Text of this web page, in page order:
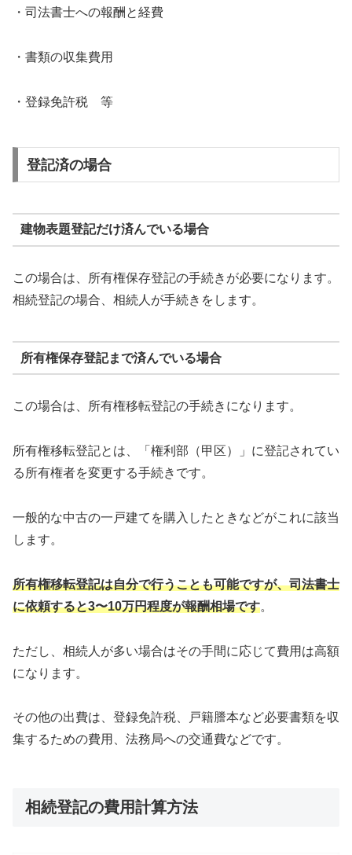
・司法書士への報酬と経費
・書類の収集費用
・登録免許税 等
登記済の場合
建物表題登記だけ済んでいる場合
この場合は、所有権保存登記の手続きが必要になります。
相続登記の場合、相続人が手続きをします。
所有権保存登記まで済んでいる場合
この場合は、所有権移転登記の手続きになります。
所有権移転登記とは、「権利部（甲区）」に登記されてい
る所有権者を変更する手続きです。
一般的な中古の一戸建てを購入したときなどがこれに該当
します。
所有権移転登記は自分で行うことも可能ですが、司法書士
に依頼すると3〜10万円程度が報酬相場です。
ただし、相続人が多い場合はその手間に応じて費用は高額
になります。
その他の出費は、登録免許税、戸籍謄本など必要書類を収
集するための費用、法務局への交通費などです。
相続登記の費用計算方法